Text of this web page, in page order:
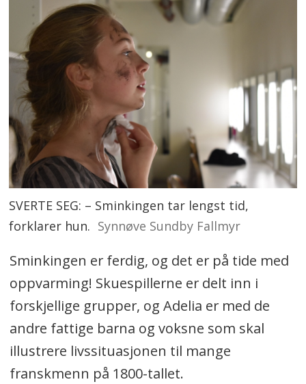
SVERTE SEG: – Sminkingen tar lengst tid,
forklarer hun. Synnøve Sundby Fallmyr
Sminkingen er ferdig, og det er på tide med
oppvarming! Skuespillerne er delt inn i
forskjellige grupper, og Adelia er med de
andre fattige barna og voksne som skal
illustrere livssituasjonen til mange
franskmenn på 1800-tallet.